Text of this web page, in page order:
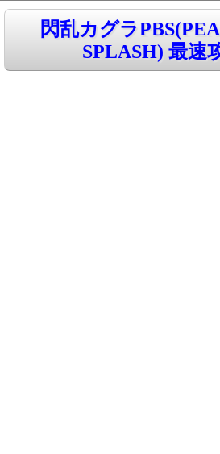
閃乱カグラ
SPLASH) 最速